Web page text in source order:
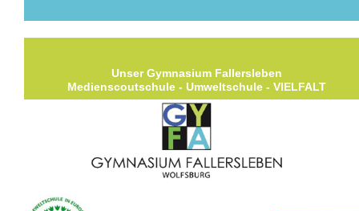
Unser Gymnasium Fallersleben
Medienscoutschule - Umweltschule - VIELFALT